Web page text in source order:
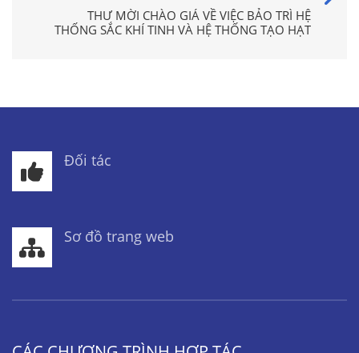
THƯ MỜI CHÀO GIÁ VỀ VIỆC BẢO TRÌ HỆ
THỐNG SẮC KHÍ TINH VÀ HỆ THỐNG TẠO HẠT
Đối tác
Sơ đồ trang web